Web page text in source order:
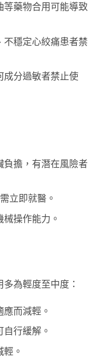
等藥物合用可能導致
不穩定心絞痛患者禁
成分過敏者禁止使
負擔，有潛在風險者
立即就醫。
操作能力。
為輕度至中度：
而減輕。
行緩解。
輕。